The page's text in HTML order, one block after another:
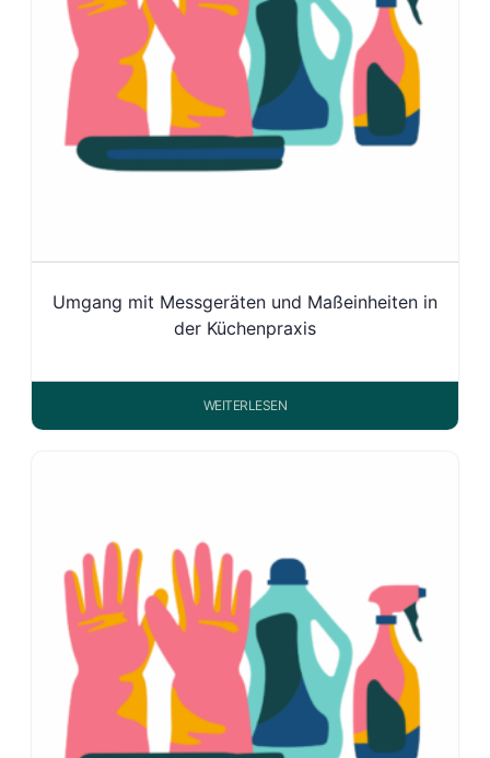
Umgang mit Messgeräten und Maßeinheiten in
der Küchenpraxis
WEITERLESEN